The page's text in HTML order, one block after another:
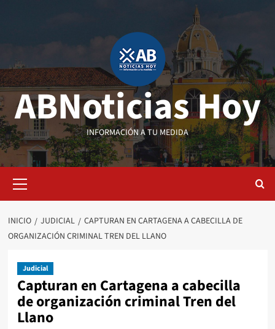
ABNoticias Hoy
INFORMACIÓN A TU MEDIDA
primario
INICIO JUDICIAL
CAPTURAN EN CARTAGENA A CABECILLA DE
ORGANIZACIÓN CRIMINAL TREN DEL LLANO
Judicial
Capturan en Cartagena a cabecilla
de organización criminal Tren del
Llano